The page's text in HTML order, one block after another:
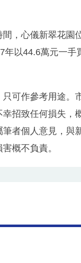
，心儀新翠花園
以44.6萬元一
可作參考用途。
招致任何損失，
者個人意見，與
概不負責。